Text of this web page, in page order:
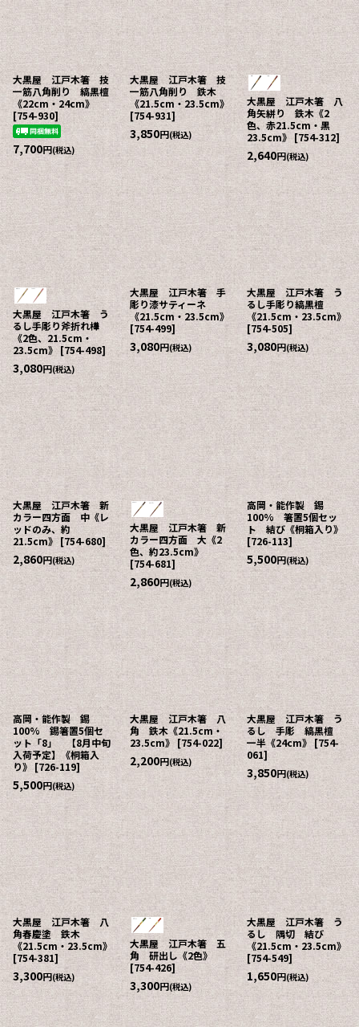
大黒屋 江戸木箸 技
一筋八角削り 縞黒檀
《22cm・24cm》
[754-930]
7,700円(税込)
大黒屋 江戸木箸 技
一筋八角削り 鉄木
《21.5cm・23.5cm》
[754-931]
3,850円(税込)
大黒屋 江戸木箸 八
角矢絣り 鉄木《2
色、赤21.5cm・黒
23.5cm》 [754-312]
2,640円(税込)
大黒屋 江戸木箸 う
るし手彫り斧折れ樺
《2色、21.5cm・
23.5cm》 [754-498]
3,080円(税込)
大黒屋 江戸木箸 手
彫り漆サティーネ
《21.5cm・23.5cm》
[754-499]
3,080円(税込)
大黒屋 江戸木箸 う
るし手彫り縞黒檀
《21.5cm・23.5cm》
[754-505]
3,080円(税込)
大黒屋 江戸木箸 新
カラー四方面 中《レ
ッドのみ、約
21.5cm》 [754-680]
2,860円(税込)
大黒屋 江戸木箸 新
カラー四方面 大《2
色、約23.5cm》
[754-681]
2,860円(税込)
高岡・能作製 錫
100% 箸置5個セッ
ト 結び《桐箱入り》
[726-113]
5,500円(税込)
高岡・能作製 錫
100% 錫箸置5個セ
ット「8」 【8月中旬
入荷予定】《桐箱入
り》 [726-119]
5,500円(税込)
大黒屋 江戸木箸 八
角 鉄木《21.5cm・
23.5cm》 [754-022]
2,200円(税込)
大黒屋 江戸木箸 う
るし 手彫 縞黒檀
一半《24cm》 [754-
061]
3,850円(税込)
大黒屋 江戸木箸 八
角春慶塗 鉄木
《21.5cm・23.5cm》
[754-381]
3,300円(税込)
大黒屋 江戸木箸 五
角 研出し《2色》
[754-426]
3,300円(税込)
大黒屋 江戸木箸 う
るし 隅切 結び
《21.5cm・23.5cm》
[754-549]
1,650円(税込)